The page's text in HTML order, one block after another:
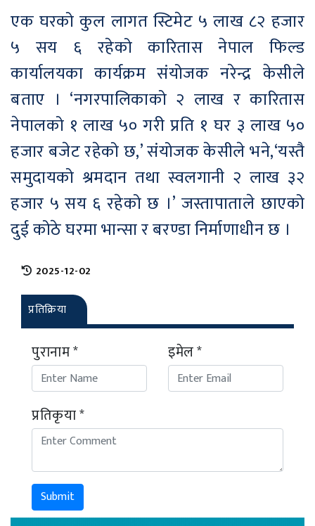
एक घरको कुल लागत स्टिमेट ५ लाख ८२ हजार
५ सय ६ रहेको कारितास नेपाल फिल्ड
कार्यालयका कार्यक्रम संयोजक नरेन्द्र केसीले
बताए । ‘नगरपालिकाको २ लाख र कारितास
नेपालको १ लाख ५० गरी प्रति १ घर ३ लाख ५०
हजार बजेट रहेको छ,’ संयोजक केसीले भने,‘यस्तै
समुदायको श्रमदान तथा स्वलगानी २ लाख ३२
हजार ५ सय ६ रहेको छ ।’ जस्तापाताले छाएको
दुई कोठे घरमा भान्सा र बरण्डा निर्माणाधीन छ ।
2025-12-02
प्रतिक्रिया
पुरानाम * इमेल *
प्रतिकृया *
Submit